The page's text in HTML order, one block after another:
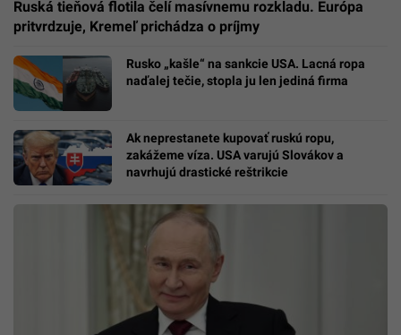
Ruská tieňová flotila čelí masívnemu rozkladu. Európa
pritvrdzuje, Kremeľ prichádza o príjmy
Rusko „kašle“ na sankcie USA. Lacná ropa
naďalej tečie, stopla ju len jediná firma
Ak neprestanete kupovať ruskú ropu,
zakážeme víza. USA varujú Slovákov a
navrhujú drastické reštrikcie